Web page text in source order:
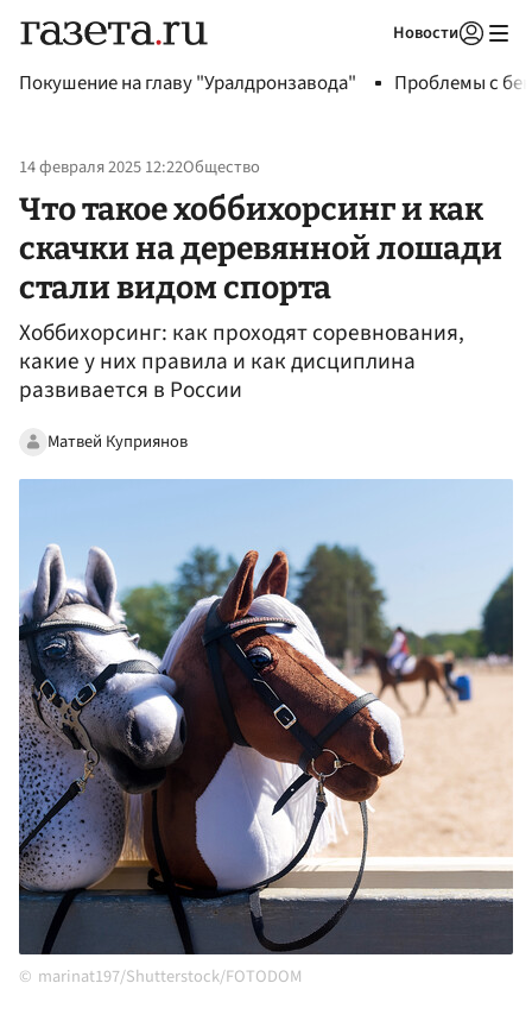
Новости
Покушение на главу "Уралдронзавода" Проблемы с
14 февраля 2025 12:22Общество
Что такое хоббихорсинг и как
скачки на деревянной лошади
стали видом спорта
Хоббихорсинг: как проходят соревнования,
какие у них правила и как дисциплина
развивается в России
Матвей Куприянов
marinat197/Shutterstock/FOTODOM